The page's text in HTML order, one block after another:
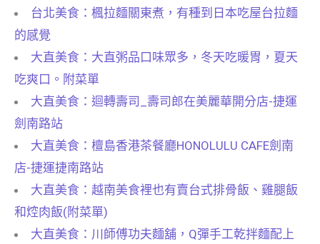
台北美食：楓拉麵關東煮，有種到日本吃屋台拉麵
的感覺
大直美食：大直粥品口味眾多，冬天吃暖胃，夏天
吃爽口。附菜單
大直美食：迴轉壽司_壽司郎在美麗華開分店-捷運
劍南路站
大直美食：檀島香港茶餐廳HONOLULU CAFE劍南
店-捷運捷南路站
大直美食：越南美食裡也有賣台式排骨飯、雞腿飯
和焢肉飯(附菜單)
大直美食：川師傅功夫麵舖，Q彈手工乾拌麵配上